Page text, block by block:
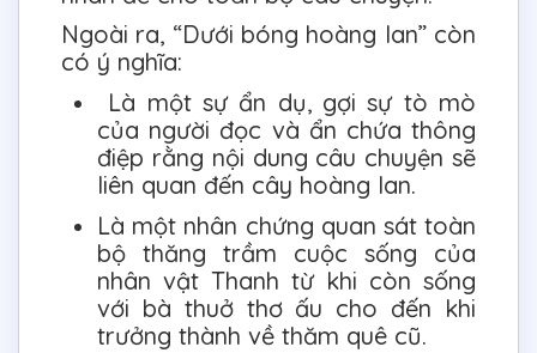
Ngoài ra, “Dưới bóng hoàng lan” còn
có ý nghĩa:
Là một sự ẩn dụ, gợi sự tò mò
của người đọc và ẩn chứa thông
điệp rằng nội dung câu chuyện sẽ
liên quan đến cây hoàng lan.
Là một nhân chứng quan sát toàn
bộ thăng trầm cuộc sống của
nhân vật Thanh từ khi còn sống
với bà thuở thơ ấu cho đến khi
trưởng thành về thăm quê cũ.